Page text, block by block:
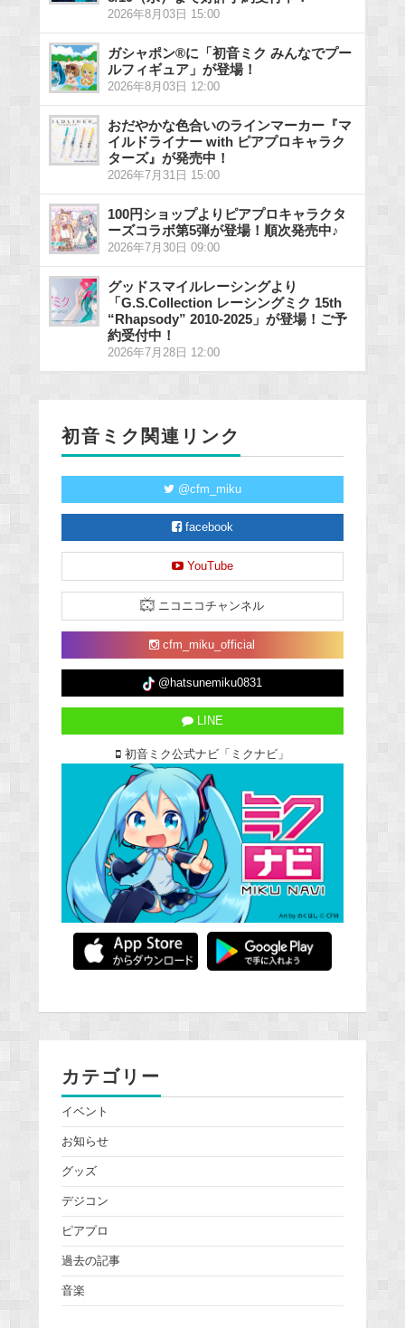
2026年8月03日 15:00
ガシャポン®に「初音ミク みんなでプー
ルフィギュア」が登場！
2026年8月03日 12:00
おだやかな色合いのラインマーカー『マ
イルドライナー with ピアプロキャラク
ターズ』が発売中！
2026年7月31日 15:00
100円ショップよりピアプロキャラクタ
ーズコラボ第5弾が登場！順次発売中♪
2026年7月30日 09:00
グッドスマイルレーシングより
「G.S.Collection レーシングミク 15th
“Rhapsody” 2010-2025」が登場！ご予
約受付中！
2026年7月28日 12:00
初音ミク関連リンク
@cfm_miku
facebook
YouTube
ニコニコチャンネル
cfm_miku_official
@hatsunemiku0831
LINE
初音ミク公式ナビ「ミクナビ」
カテゴリー
イベント
お知らせ
グッズ
デジコン
ピアプロ
過去の記事
音楽